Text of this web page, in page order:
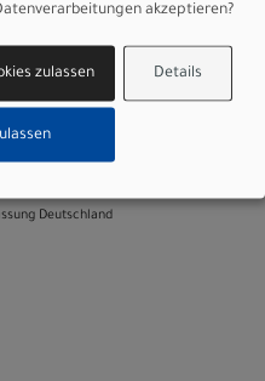
Dedicated Smartphone
kg
Deutschland
akzeptieren?
Details
zulassen